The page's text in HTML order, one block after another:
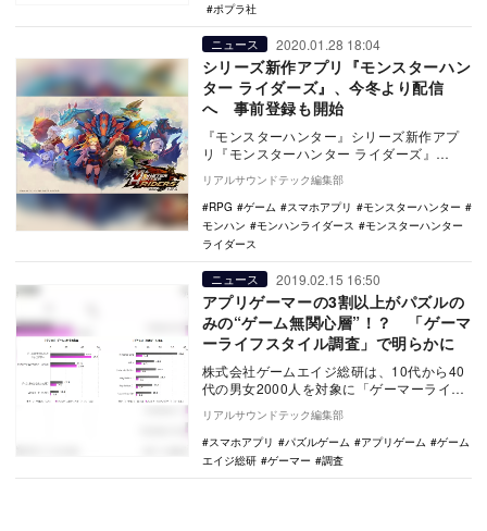
ポプラ社
ニュース 2020.01.28 18:04
シリーズ新作アプリ『モンスターハン
ター ライダーズ』、今冬より配信
へ 事前登録も開始
『モンスターハンター』シリーズ新作アプ
リ『モンスターハンター ライダーズ』
（iOS／Android）が、今冬より配信される
ことが…
リアルサウンドテック編集部
RPG
ゲーム スマホアプリ
モンスターハンター
モンハン
モンハンライダース
モンスターハンター
ライダース
ニュース 2019.02.15 16:50
アプリゲーマーの3割以上がパズルの
みの“ゲーム無関心層”！？ 「ゲーマ
ーライフスタイル調査」で明らかに
株式会社ゲームエイジ総研は、10代から40
代の男女2000人を対象に「ゲーマーライフ
スタイル調査」を行なった。今回は、アプ
リゲー…
リアルサウンドテック編集部
スマホアプリ
パズルゲーム アプリゲーム
ゲーム
エイジ総研
ゲーマー 調査